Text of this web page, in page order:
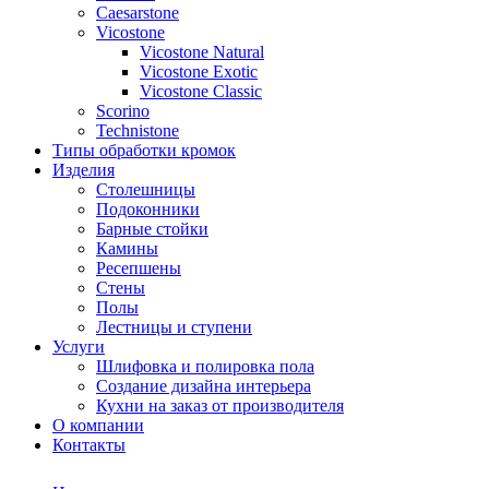
Сaesarstone
Vicostone
Vicostone Natural
Vicostone Exotic
Vicostone Classic
Scorino
Technistone
Типы обработки кромок
Изделия
Столешницы
Подоконники
Барные стойки
Камины
Ресепшены
Стены
Полы
Лестницы и ступени
Услуги
Шлифовка и полировка пола
Создание дизайна интерьера
Кухни на заказ от производителя
О компании
Контакты